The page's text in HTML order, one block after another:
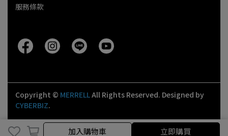
取消 完成
加入購物車 立即購買
服務條款
Copyright © MERRELLAll Rights Reserved. Designed by
CYBERBIZ.